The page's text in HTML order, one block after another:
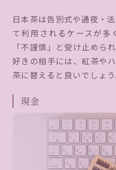
日本茶は告別式や通夜・
て利用されるケースが多
「不謹慎」と受け止めら
好きの相手には、紅茶や
茶に替えると良いでしょう
現金